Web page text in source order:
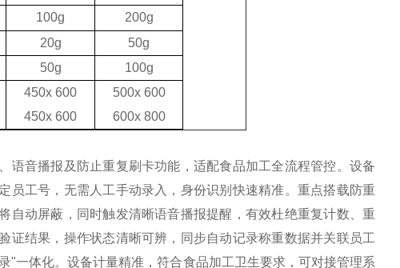
100g
200g
20g
50g
50g 100g
450x 600
450x 600
500x 600
600x 800
语音播报及防止重复刷卡功能，适配食品加工全流程管控。设备
员工号，无需人工手动录入，身份识别快速精准。重点搭载防重
自动屏蔽，同时触发清晰语音播报提醒，有效杜绝重复计数、重
结果，操作状态清晰可辨，同步自动记录称重数据并关联员工
体化。设备计量精准，符合食品加工卫生要求，可对接管理系